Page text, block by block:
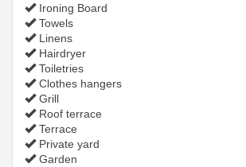
Ironing Board
Towels
Linens
Hairdryer
Toiletries
Clothes hangers
Grill
Roof terrace
Terrace
Private yard
Garden